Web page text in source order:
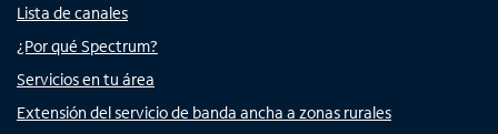
Lista de canales
¿Por qué Spectrum?
Servicios en tu área
Extensión del servicio de banda ancha a zonas rurales